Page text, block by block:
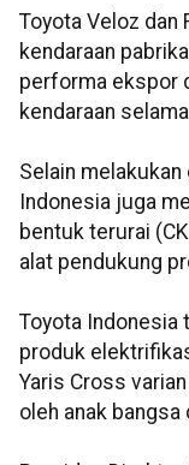
Toyota Veloz
kendaraan
performa ekspor
kendaraan
Selain
Indonesia juga
bentuk terurai
alat pendukung
Toyota Indonesia
produk
Yaris Cross
oleh anak bangsa